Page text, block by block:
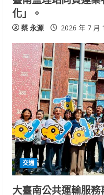
化」。
蔡 永源 2026 年 7 月
交通
大臺南公共運輸服